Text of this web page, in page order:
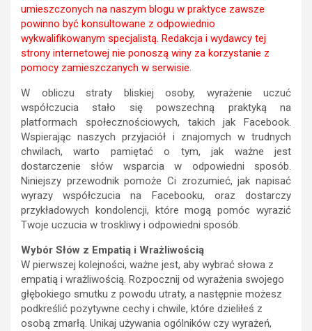
umieszczonych na naszym blogu w praktyce zawsze
powinno być konsultowane z odpowiednio
wykwalifikowanym specjalistą. Redakcja i wydawcy tej
strony internetowej nie ponoszą winy za korzystanie z
pomocy zamieszczanych w serwisie.
W obliczu straty bliskiej osoby, wyrażenie uczuć
współczucia stało się powszechną praktyką na
platformach społecznościowych, takich jak Facebook.
Wspierając naszych przyjaciół i znajomych w trudnych
chwilach, warto pamiętać o tym, jak ważne jest
dostarczenie słów wsparcia w odpowiedni sposób.
Niniejszy przewodnik pomoże Ci zrozumieć, jak napisać
wyrazy współczucia na Facebooku, oraz dostarczy
przykładowych kondolencji, które mogą pomóc wyrazić
Twoje uczucia w troskliwy i odpowiedni sposób.
Wybór Słów z Empatią i Wrażliwością
W pierwszej kolejności, ważne jest, aby wybrać słowa z
empatią i wrażliwością. Rozpocznij od wyrażenia swojego
głębokiego smutku z powodu utraty, a następnie możesz
podkreślić pozytywne cechy i chwile, które dzieliłeś z
osobą zmarłą. Unikaj używania ogólników czy wyrażeń,